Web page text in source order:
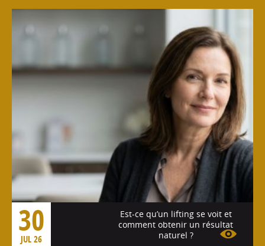
Voir l'article
30
JUL 26
Est-ce qu’un lifting se voit et
comment obtenir un résultat
naturel ?